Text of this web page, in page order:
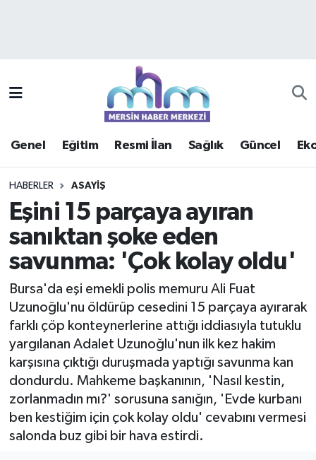
Genel Eğitim Resmi İlan Sağlık Güncel
HABERLER ASAYIŞ
Eşini 15 parçaya ayıran
sanıktan şoke eden
savunma: 'Çok kolay oldu'
Bursa'da eşi emekli polis memuru Ali Fuat
Uzunoğlu'nu öldürüp cesedini 15 parçaya ayırarak
farklı çöp konteynerlerine attığı iddiasıyla tutuklu
yargılanan Adalet Uzunoğlu'nun ilk kez hakim
karşısına çıktığı duruşmada yaptığı savunma kan
dondurdu. Mahkeme başkanının, 'Nasıl kestin,
zorlanmadın mı?' sorusuna sanığın, 'Evde kurbanı
ben kestiğim için çok kolay oldu' cevabını vermesi
salonda buz gibi bir hava estirdi.
Güncel
Haberde insan
Kültür - Sanat
Magazin
Mersin
Mersin Tarihi
Mersin Trafik Yoğunluk Haritası
Süper Lig Puan Durumu ve Fikstür
Haber Arşivi